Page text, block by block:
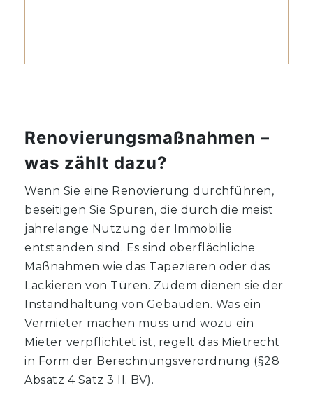
Renovierungsmaßnahmen –
was zählt dazu?
Wenn Sie eine Renovierung durchführen,
beseitigen Sie Spuren, die durch die meist
jahrelange Nutzung der Immobilie
entstanden sind. Es sind oberflächliche
Maßnahmen wie das Tapezieren oder das
Lackieren von Türen. Zudem dienen sie der
Instandhaltung von Gebäuden. Was ein
Vermieter machen muss und wozu ein
Mieter verpflichtet ist, regelt das Mietrecht
in Form der Berechnungsverordnung (§28
Absatz 4 Satz 3 II. BV).